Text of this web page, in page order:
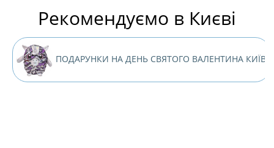
Рекомендуємо в Києві
ПОДАРУНКИ НА ДЕНЬ СВЯТОГО ВАЛЕНТИНА КИЇВ